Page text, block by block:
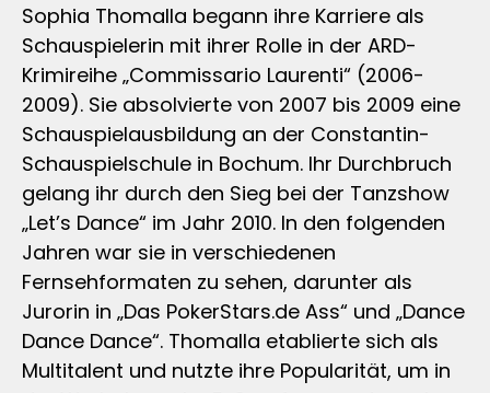
Sophia Thomalla begann ihre Karriere als
Schauspielerin mit ihrer Rolle in der ARD-
Krimireihe „Commissario Laurenti“ (2006-
2009). Sie absolvierte von 2007 bis 2009 eine
Schauspielausbildung an der Constantin-
Schauspielschule in Bochum. Ihr Durchbruch
gelang ihr durch den Sieg bei der Tanzshow
„Let’s Dance“ im Jahr 2010. In den folgenden
Jahren war sie in verschiedenen
Fernsehformaten zu sehen, darunter als
Jurorin in „Das PokerStars.de Ass“ und „Dance
Dance Dance“. Thomalla etablierte sich als
Multitalent und nutzte ihre Popularität, um in